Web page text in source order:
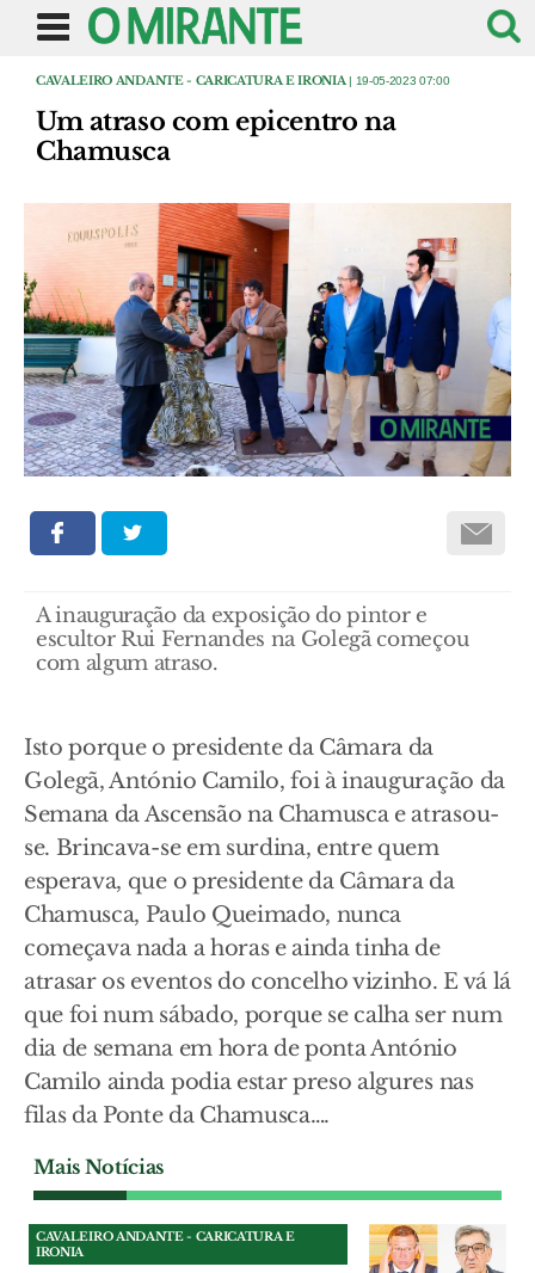
CAVALEIRO ANDANTE - CARICATURA E IRONIA | 19-05-2023 07:00
Um atraso com epicentro na
Chamusca
A inauguração da exposição do pintor e
escultor Rui Fernandes na Golegã começou
com algum atraso.
Isto porque o presidente da Câmara da
Golegã, António Camilo, foi à inauguração da
Semana da Ascensão na Chamusca e atrasou-
se. Brincava-se em surdina, entre quem
esperava, que o presidente da Câmara da
Chamusca, Paulo Queimado, nunca
começava nada a horas e ainda tinha de
atrasar os eventos do concelho vizinho. E vá lá
que foi num sábado, porque se calha ser num
dia de semana em hora de ponta António
Camilo ainda podia estar preso algures nas
filas da Ponte da Chamusca….
Mais Notícias
CAVALEIRO ANDANTE - CARICATURA E
IRONIA